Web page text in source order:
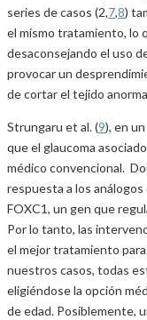
series de casos (2,7,8)
el mismo tratamiento, lo
desaconsejando el uso
provocar un
de cortar el tejido
Strungaru et al. (9), en
que el glaucoma
médico convencional.
respuesta a los
FOXC1, un gen que
Por lo tanto, las
el mejor tratamiento
nuestros casos, todas
eligiéndose la opción
de edad. Posiblemente,